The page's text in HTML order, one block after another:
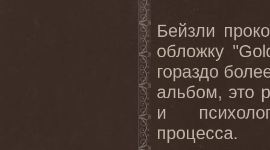
Бейзли
обложку
гораздо
альбом, это
и
процесса.